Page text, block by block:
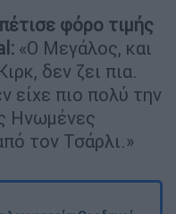
φόρο τιμής
«Ο Μεγάλος, και
δεν ζει πια.
είχε πιο πολύ την
Ηνωμένες
τον Τσάρλι.»